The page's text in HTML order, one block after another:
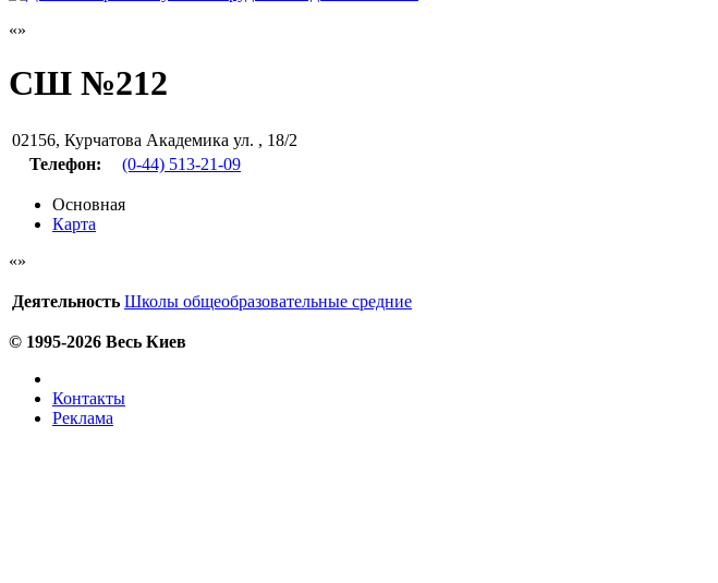
СШ №212
02156, Курчатова Академика ул. , 18/2
Телефон:
(0-44) 513-21-09
Основная
Карта
Деятельность Школы общеобразовательные средние
© 1995-2026 Весь Киев
Контакты
Реклама